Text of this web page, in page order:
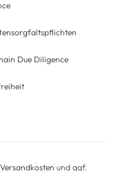
Due Diligence
Versandkosten und ggf.